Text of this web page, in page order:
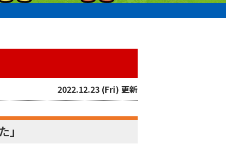
2022.12.23 (Fri) 更新
」